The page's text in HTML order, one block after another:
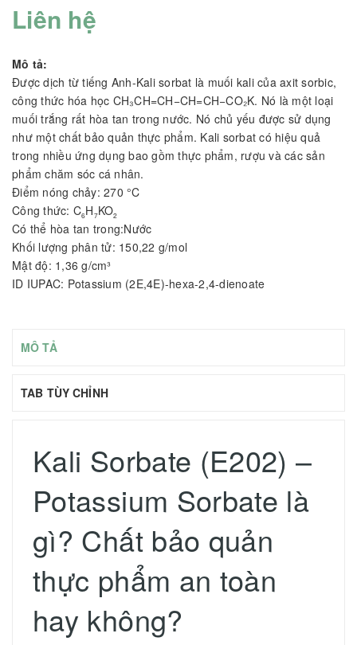
Liên hệ
Mô tả:
Được dịch từ tiếng Anh-Kali sorbat là muối kali của axit sorbic,
công thức hóa học CH₃CH=CH−CH=CH−CO₂K. Nó là một loại
muối trắng rất hòa tan trong nước. Nó chủ yếu được sử dụng
như một chất bảo quản thực phẩm. Kali sorbat có hiệu quả
trong nhiều ứng dụng bao gồm thực phẩm, rượu và các sản
phẩm chăm sóc cá nhân.
Điểm nóng chảy: 270 °C
Công thức: C6H7KO2
Có thể hòa tan trong:Nước
Khối lượng phân tử: 150,22 g/mol
Mật độ: 1,36 g/cm³
ID IUPAC: Potassium (2E,4E)-hexa-2,4-dienoate
MÔ TẢ
TAB TÙY CHỈNH
Kali Sorbate (E202) –
Potassium Sorbate là
gì? Chất bảo quản
thực phẩm an toàn
hay không?